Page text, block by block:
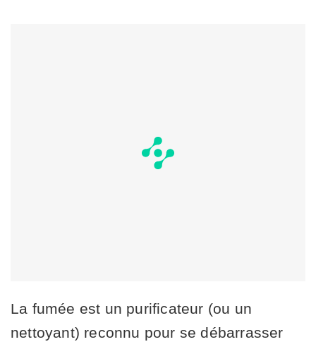
La fumée est un purificateur (ou un
nettoyant) reconnu pour se débarrasser